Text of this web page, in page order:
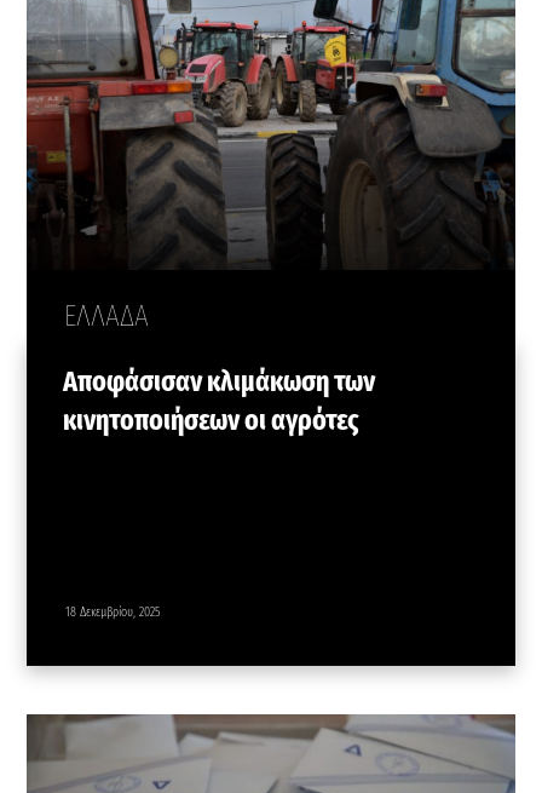
ΕΛΛΑΔΑ
Αποφάσισαν κλιμάκωση των
κινητοποιήσεων οι αγρότες
18 Δεκεμβρίου, 2025